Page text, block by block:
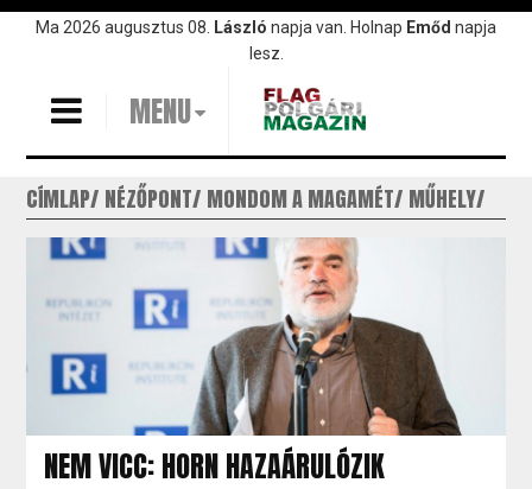
UgrásMa 2026 augusztus 08. László napja van. Holnap Emőd napja
lesz.
MENU
CÍMLAP NÉZŐPONT MONDOM A MAGAMÉT MŰHELY
NEM VICC: HORN HAZAÁRULÓZIK